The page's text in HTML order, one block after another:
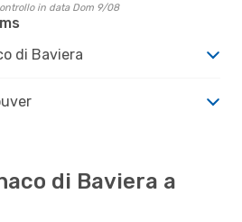
in data Dom 9/08
di Baviera
di Baviera a